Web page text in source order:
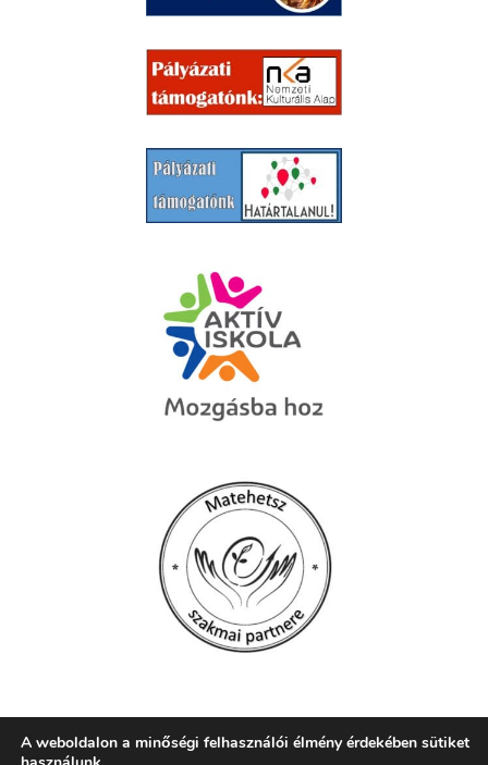
A weboldalon a minőségi felhasználói élmény érdekében sütiket